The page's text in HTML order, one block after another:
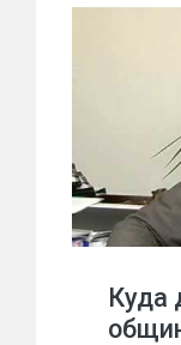
Куда